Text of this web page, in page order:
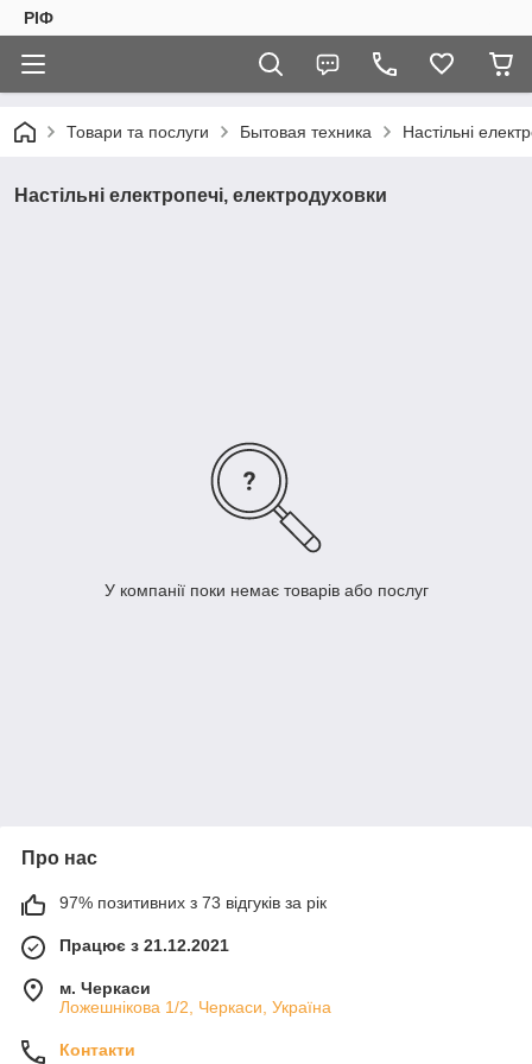
РІФ
Товари та послуги Бытовая техника Настільні
Настільні електропечі, електродуховки
У компанії поки немає товарів або послуг
Про нас
97% позитивних з 73 відгуків за рік
Працює з 21.12.2021
м. Черкаси
Ложешнікова 1/2, Черкаси, Україна
Контакти